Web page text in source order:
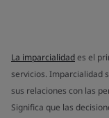
La imparcialidades el
servicios. Imparcialidad
sus relaciones con las
Significa que las